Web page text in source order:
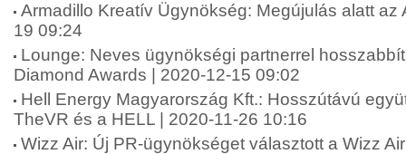
Armadillo Kreatív Ügynökség: Megújulás alatt az
19 09:24
Lounge: Neves ügynökségi partnerrel
Diamond Awards | 2020-12-15 09:02
Hell Energy Magyarország Kft.: Hosszútávú
TheVR és a HELL | 2020-11-26 10:16
Wizz Air: Új PR-ügynökséget választott a Wizz